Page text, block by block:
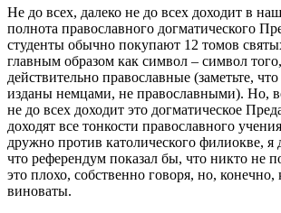
Не до всех, далеко не до всех доходит в
полнота православного догматического
студенты обычно покупают 12 томов
главным образом как символ – символ
действительно православные (заметьте,
изданы немцами, не православными). Но,
не до всех доходит это догматическое
доходят все тонкости православного
дружно против католического филиокве, я
что референдум показал бы, что никто не
это плохо, собственно говоря, но, конечно,
виноваты.